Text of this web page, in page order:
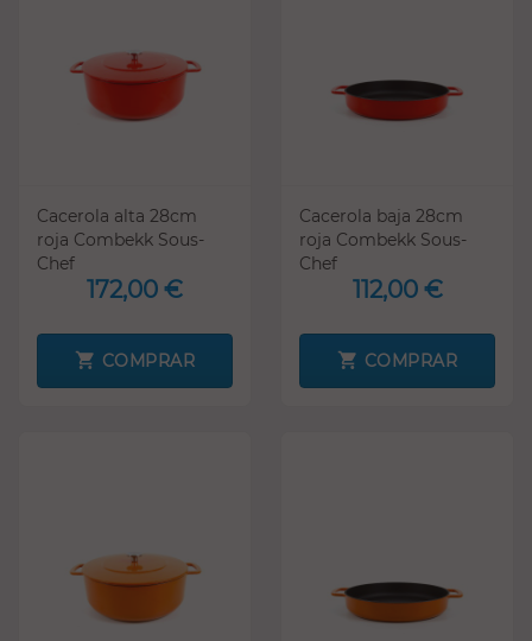
Cacerola alta 28cm
roja Combekk Sous-
Chef
172,00 €
COMPRAR
Cacerola baja 28cm
roja Combekk Sous-
Chef
112,00 €
COMPRAR